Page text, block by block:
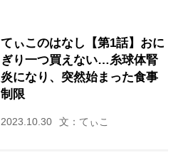
てぃこのはなし【第1話】おに
ぎり一つ買えない…糸球体腎
炎になり、突然始まった食事
制限
2023.10.30 文：てぃこ